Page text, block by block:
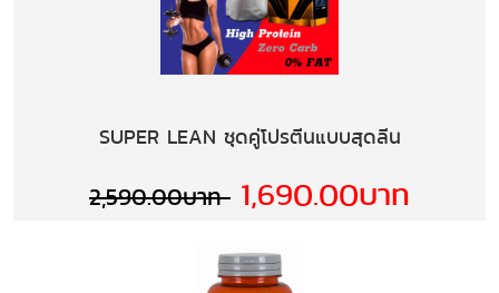
SUPER LEAN ชุดคู่โปรตีนแบบสุดลีน
2,590.00บาท 1,690.00บาท